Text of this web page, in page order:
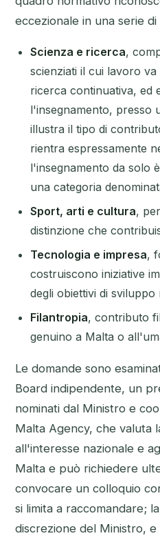
eccezionale in una serie di
Scienza e ricerca,
scienziati il cui lavoro
ricerca continuativa, ed
l'insegnamento, presso
illustra il tipo di
rientra espressamente
l'insegnamento da solo
una categoria
Sport, arti e cultura,
distinzione che
Tecnologia e impresa,
costruiscono iniziative
degli obiettivi di sviluppo
Filantropia, contributo
genuino a Malta o
Le domande sono
Board indipendente, un
nominati dal Ministro e
Malta Agency, che valuta
all'interesse nazionale e
Malta e può richiedere
convocare un colloquio
si limita a raccomandare;
discrezione del Ministro,